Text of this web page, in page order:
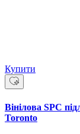
Купити
Вінілова SPC
Toronto